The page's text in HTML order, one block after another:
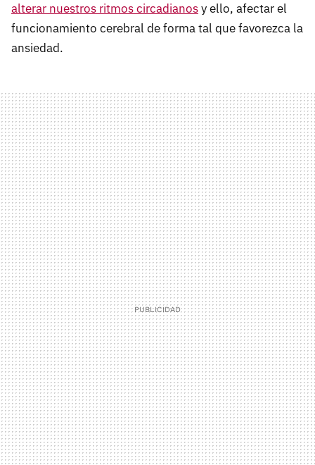
alterar nuestros ritmos circadianosy ello, afectar el
funcionamiento cerebral de forma tal que favorezca la
ansiedad.